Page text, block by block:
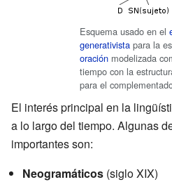
Esquema usado en el
generativista para la
oración modelizada
tiempo con la
para el
El interés principal en la
a lo largo del tiempo. Algunas
importantes son:
Neogramáticos (siglo XIX)